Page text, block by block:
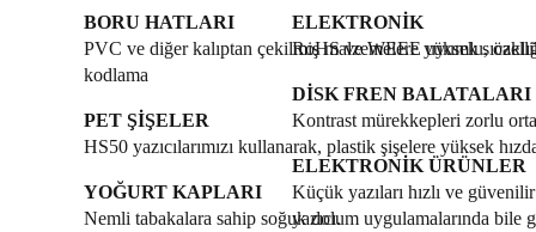
BORU HATLARI
PVC ve diğer kalıptan çekilmiş malzemelere yüksek
kodlama
PET ŞİŞELER
HS50 yazıcılarımızı kullanarak, plastik şişelere yüksek
YOĞURT KAPLARI
Nemli tabakalara sahip soğuk dolum uygulamalarında bile
ELEKTRONİK
RoHS ve WEEE uyumlu,
DİSK FREN BALATALARI
Kontrast mürekkepleri zorlu
ELEKTRONİK ÜRÜNLER
Küçük yazıları hızlı ve
yazıcı.